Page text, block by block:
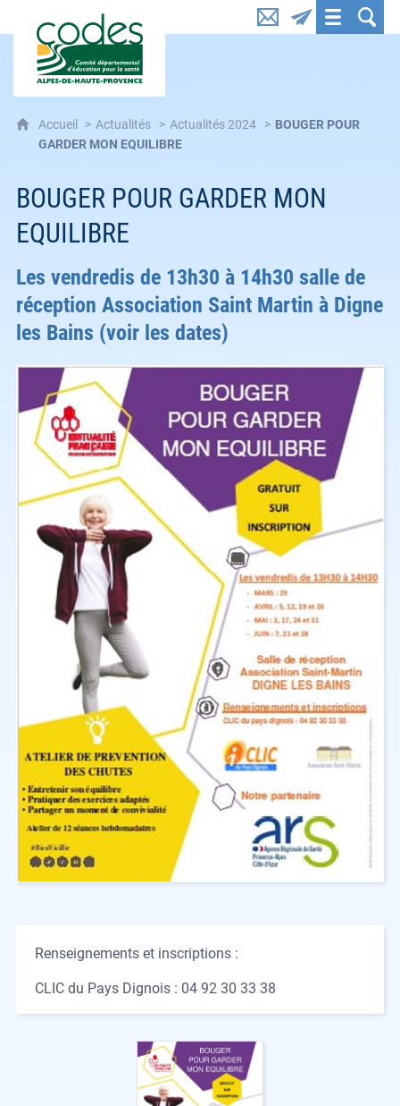
CoDES 04 : Comité départemental d'éducation
Accueil Actualités Actualités 2024
BOUGER POUR
GARDER MON EQUILIBRE
BOUGER POUR GARDER MON
EQUILIBRE
Les vendredis de 13h30 à 14h30 salle de
réception Association Saint Martin à Digne
les Bains (voir les dates)
Renseignements et inscriptions :
CLIC du Pays Dignois : 04 92 30 33 38